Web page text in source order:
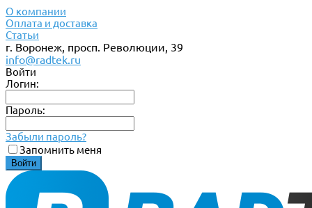
О компании
Оплата и доставка
Статьи
г. Воронеж, просп. Революции, 39
info@radtek.ru
Войти
Логин:
Пароль:
Забыли пароль?
Запомнить меня